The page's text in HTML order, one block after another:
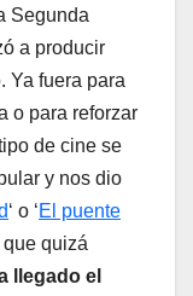
Segunda
a producir
Ya fuera para
o para reforzar
de cine se
y nos dio
‘ o ‘El puente
que quizá
llegado el